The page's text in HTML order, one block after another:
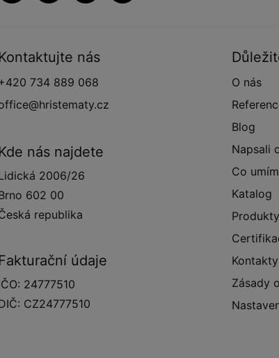
nás
734 889 068
nás najdete
2006/26
602 00
republika
údaje
24777510
CZ24777510
O nás
Blog
Napsali
Co
Katalog
Kontakty
Zásady